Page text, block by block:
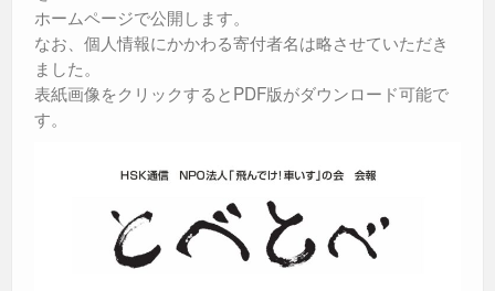
ホームページで公開します。
なお、個人情報にかかわる寄付者名は略させていただき
ました。
表紙画像をクリックするとPDF版がダウンロード可能で
す。